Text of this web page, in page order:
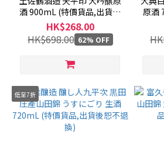
酒 900mL (特價貨品,出貨後
恕不退換)
HK$268.00
HK$698.00 62% OFF
原酒
低至7折